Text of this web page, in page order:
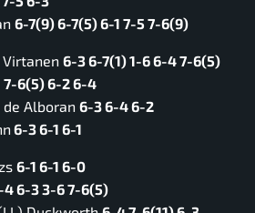
6-7(9) 6-7(5) 6-1 7-5 7-6(9)
6-3 6-7(1) 1-6 6-4 7-6(5)
7-6(5) 6-2 6-4
de Alboran 6-3 6-4 6-2
6-3 6-1 6-1
6-1 6-1 6-0
4 6-3 3-6 7-6(5)